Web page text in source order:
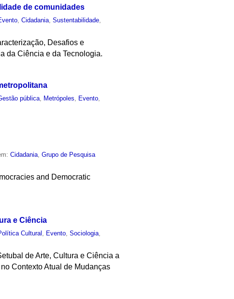
de comunidades
,Cidadania ,Sustentabilidade
Desafios e
da Ciência e da Tecnologia.
pública, Metrópoles, Evento,
Cidadania ,Grupo de Pesquisa
and Democratic
e Ciência
Cultural Evento ,Sociologia
de Arte, Cultura e Ciência a
Contexto Atual de Mudanças